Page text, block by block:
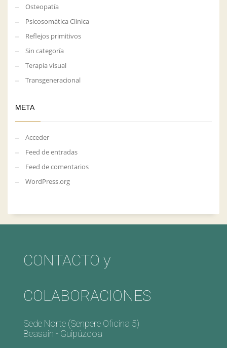
Osteopatía
Psicosomática Clínica
Reflejos primitivos
Sin categoría
Terapia visual
Transgeneracional
META
Acceder
Feed de entradas
Feed de comentarios
WordPress.org
CONTACTO y
COLABORACIONES
Sede Norte (Senpere Oficina 5)
Beasain - Guipúzcoa